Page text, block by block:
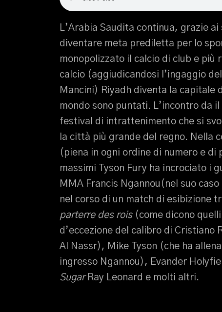
L’Arabia Saudita continua, grazie ai
diventare meta prediletta per lo
monopolizzato il calcio di club e più
calcio (aggiudicandosi l’ingaggio
Mancini) Riyadh diventa la capitale
mondo sono puntati. L’incontro da il
festival di intrattenimento che si
la città più grande del regno. Nella
(piena in ogni ordine di numero e
massimi Tyson Fury ha incrociato i
MMA Francis Ngannou(nel suo
nel corso di un match di esibizione
parterre des rois(come dicono
d’eccezione del calibro di Cristiano
Al Nassr), Mike Tyson (che ha
ingresso Ngannou), Evander
SugarRay Leonard e molti altri.